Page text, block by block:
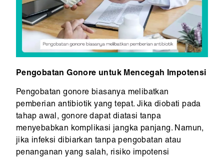
Pengobatan Gonore untuk Mencegah Impotensi
Pengobatan gonore biasanya melibatkan
pemberian antibiotik yang tepat. Jika diobati pada
tahap awal, gonore dapat diatasi tanpa
menyebabkan komplikasi jangka panjang. Namun,
jika infeksi dibiarkan tanpa pengobatan atau
penanganan yang salah, risiko impotensi